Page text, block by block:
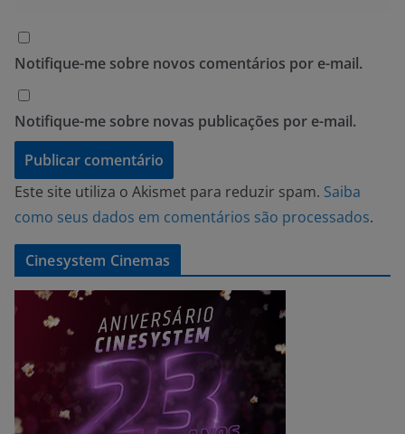
Notifique-me sobre novos comentários por e-mail.
Notifique-me sobre novas publicações por e-mail.
Este site utiliza o Akismet para reduzir spam. Saiba
como seus dados em comentários são processados.
Cinesystem Cinemas